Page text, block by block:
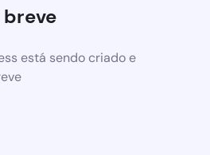
breve
está sendo criado e